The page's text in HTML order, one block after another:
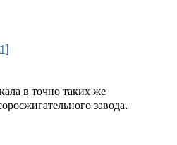
в точно таких же
завода.